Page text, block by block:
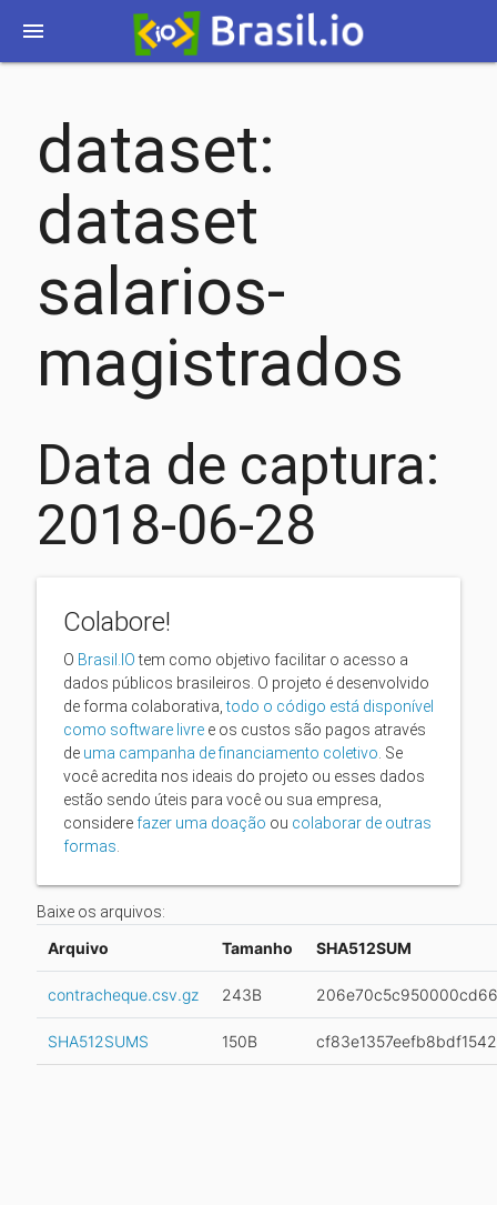
menu
dataset:
dataset
salarios-
magistrados
Data de captura:
2018-06-28
Colabore!
O Brasil.IOtem como objetivo facilitar o acesso a
dados públicos brasileiros. O projeto é desenvolvido
de forma colaborativa,todo o código está disponível
como software livree os custos são pagos através
de uma campanha de financiamento coletivo. Se
você acredita nos ideais do projeto ou esses dados
estão sendo úteis para você ou sua empresa,
considerefazer uma doação ou colaborar de outras
formas.
Baixe os arquivos:
Arquivo Tamanho SHA512SUM
contracheque.csv.gz 243B
SHA512SUMS 150B